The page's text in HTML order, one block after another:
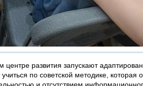
центре развития запускают
по советской методике, которая